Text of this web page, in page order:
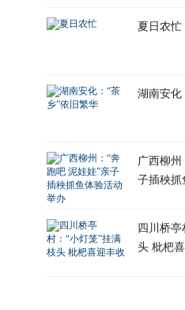
夏日农忙
湖南安化
广西柳州
子插秧抓
四川桥亭
头 枇杷